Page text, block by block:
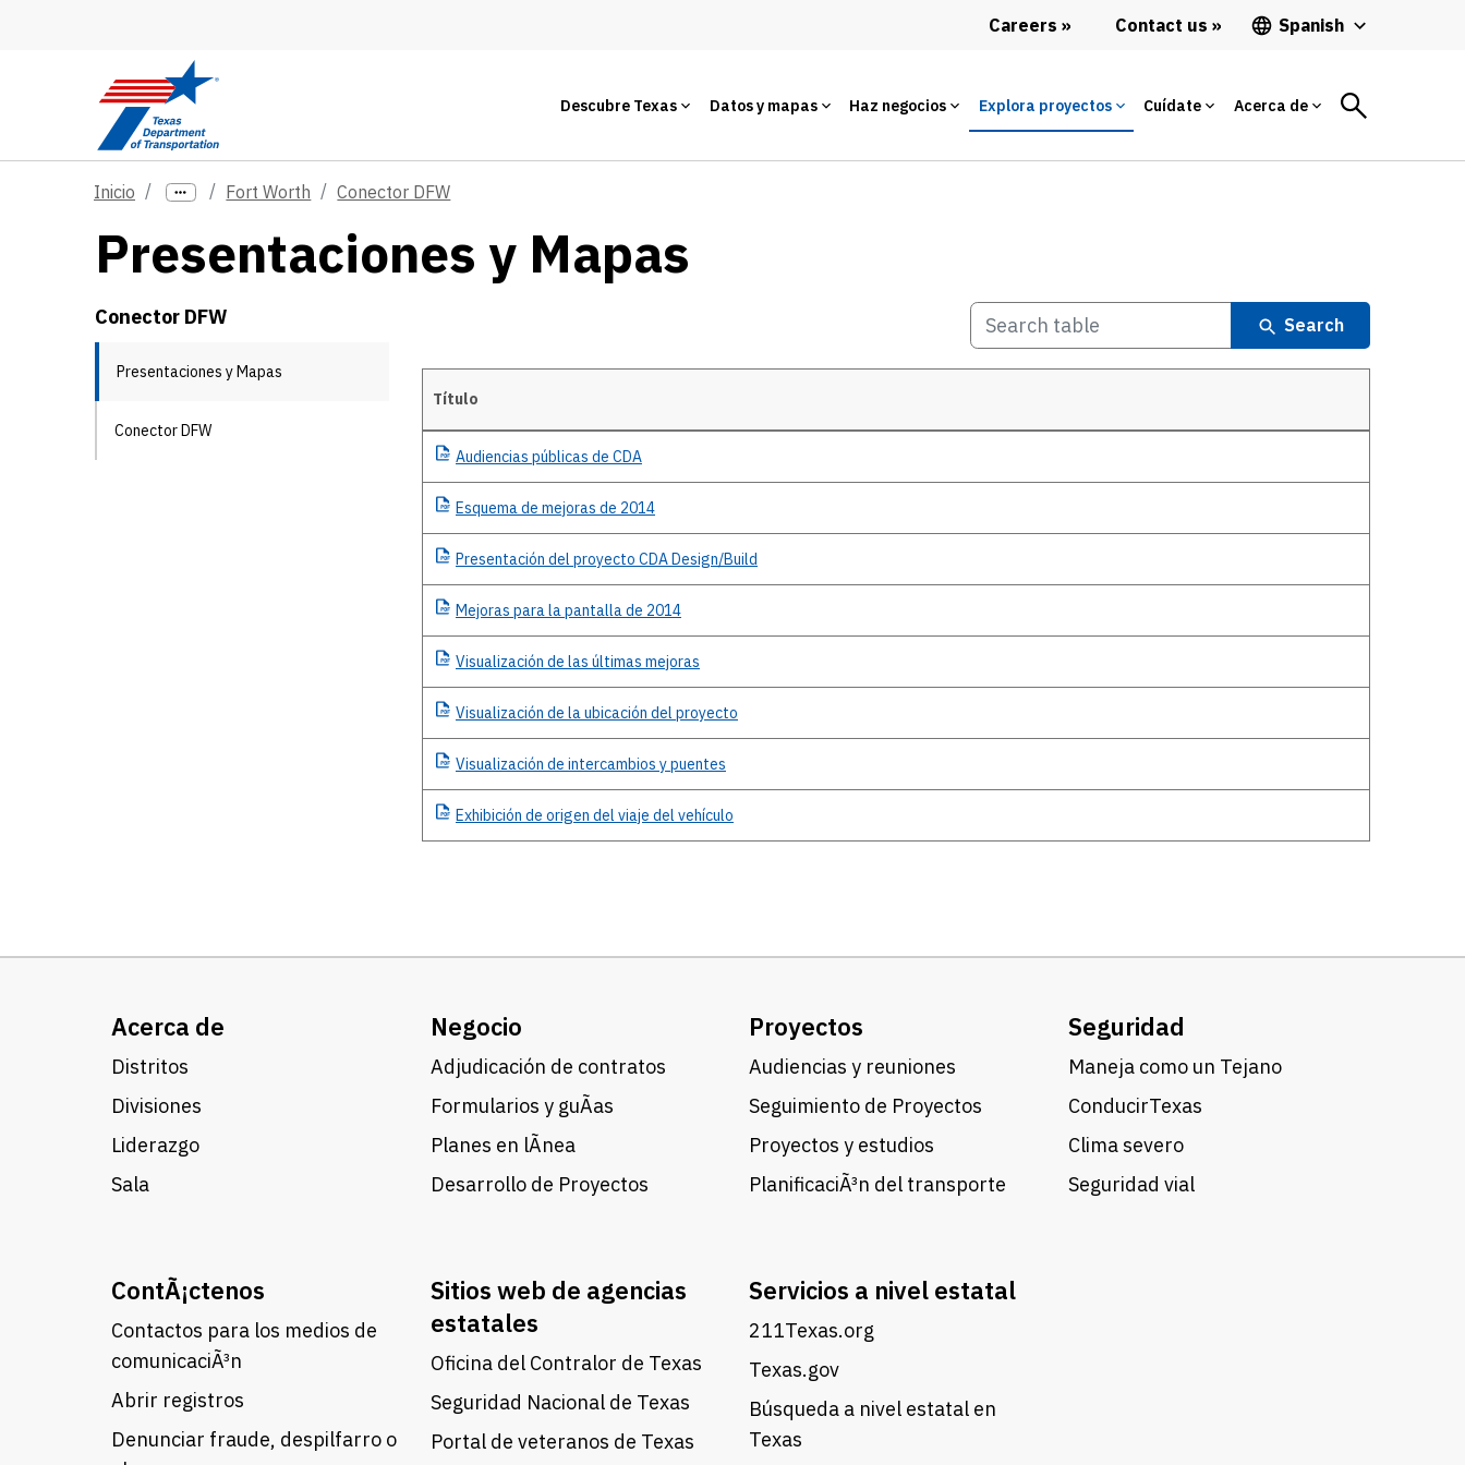
Careers Contact us Spanish
Descubre Texas Datos y mapas Haz negocios Explora proyectos Cuídate Acerca de
Inicio Fort Worth Conector DFW
Presentaciones y Mapas
Conector DFW
Presentaciones y Mapas
Conector DFW
Search
Details
Título
Audiencias públicas de CDA
Esquema de mejoras de 2014
Presentación del proyecto CDA Design/Build
Mejoras para la pantalla de 2014
Visualización de las últimas mejoras
Visualización de la ubicación del proyecto
Visualización de intercambios y puentes
Exhibición de origen del viaje del vehículo
Acerca de
Distritos
Divisiones
Liderazgo
Sala
Negocio
Adjudicación de contratos
Formularios y guÃ­as
Planes en lÃ­nea
Desarrollo de Proyectos
Proyectos
Audiencias y reuniones
Seguimiento de Proyectos
Proyectos y estudios
PlanificaciÃ³n del transporte
Seguridad
Maneja como un Tejano
ConducirTexas
Clima severo
Seguridad vial
ContÃ¡ctenos
Contactos para los medios de
comunicaciÃ³n
Abrir registros
Denunciar fraude, despilfarro o
Sitios web de agencias
estatales
Oficina del Contralor de Texas
Seguridad Nacional de Texas
Portal de veteranos de Texas
Servicios a nivel estatal
211Texas.org
Texas.gov
Búsqueda a nivel estatal en
Texas